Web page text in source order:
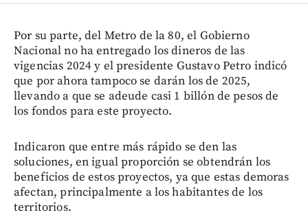
Por su parte, del Metro de la 80, el Gobierno
Nacional no ha entregado los dineros de las
vigencias 2024 y el presidente Gustavo Petro indicó
que por ahora tampoco se darán los de 2025,
llevando a que se adeude casi 1 billón de pesos de
los fondos para este proyecto.
Indicaron que entre más rápido se den las
soluciones, en igual proporción se obtendrán los
beneficios de estos proyectos, ya que estas demoras
afectan, principalmente a los habitantes de los
territorios.